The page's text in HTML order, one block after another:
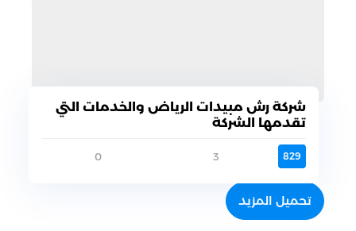
شركة رش مبيدات الرياض والخدمات التي
تقدمها الشركة
829
3
0
تحميل المزيد